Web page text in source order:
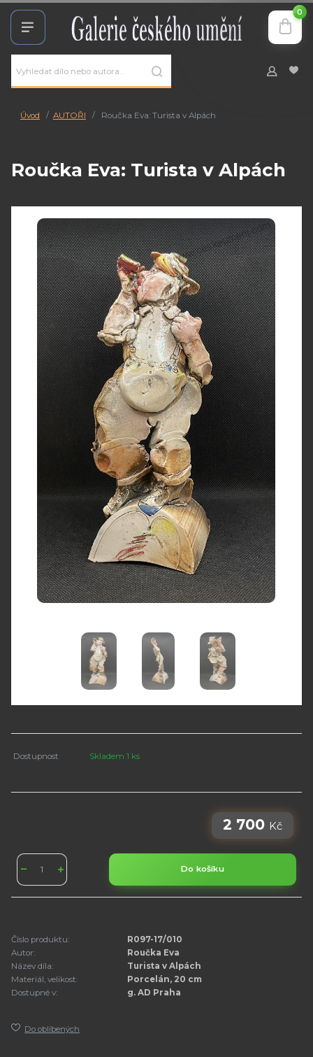
0
Úvod AUTOŘI Roučka Eva: Turista v Alpách
Roučka Eva: Turista v Alpách
Dostupnost Skladem 1 ks
2 700 Kč
Do košíku
Číslo produktu:
R097-17/010
Autor:
Roučka Eva
Název díla:
Turista v Alpách
Materiál, velikost:
Porcelán, 20 cm
Dostupné v:
g. AD Praha
Do oblíbených